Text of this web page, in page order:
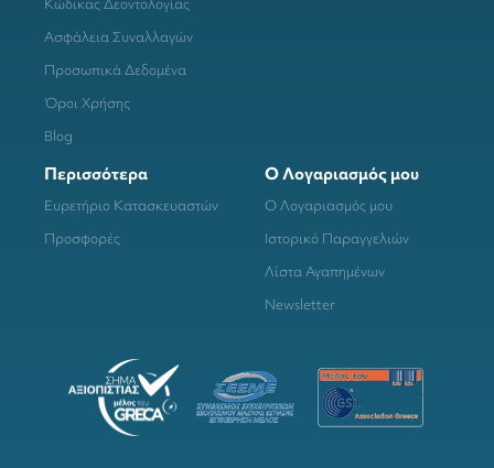
Κώδικας Δεοντολογίας
Ασφάλεια Συναλλαγών
Προσωπικά Δεδομένα
Όροι Χρήσης
Blog
Περισσότερα
Ευρετήριο Κατασκευαστών
Προσφορές
Ο Λογαριασμός μου
Ο Λογαριασμός μου
Ιστορικό Παραγγελιών
Λίστα Αγαπημένων
Newsletter